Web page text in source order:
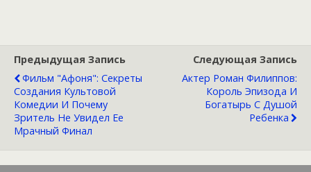
Предыдущая Запись
Фильм "Афоня": Секреты
Создания Культовой
Комедии И Почему
Зритель Не Увидел Ее
Мрачный Финал
Следующая Запись
Актер Роман Филиппов:
Король Эпизода И
Богатырь С Душой
Ребенка